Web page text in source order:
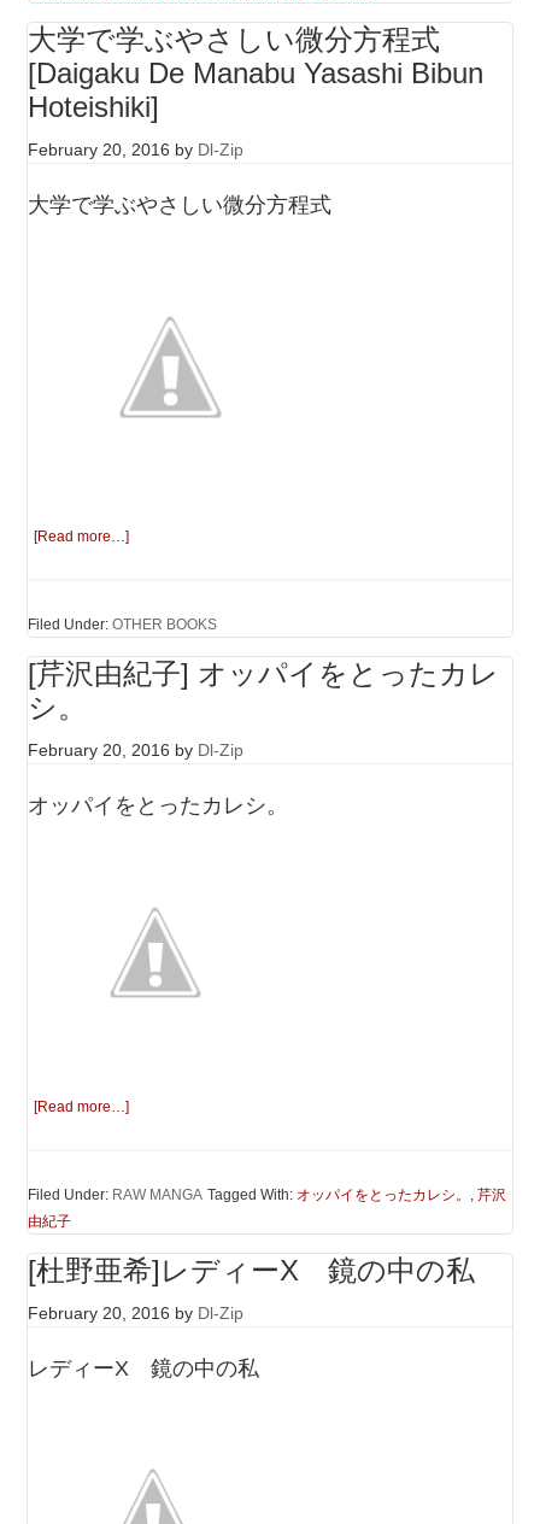
大学で学ぶやさしい微分方程式
[Daigaku De Manabu Yasashi Bibun
Hoteishiki]
February 20, 2016 by Dl-Zip
大学で学ぶやさしい微分方程式
[Read more…]
Filed Under:OTHER BOOKS
[芹沢由紀子] オッパイをとったカレ
シ。
February 20, 2016 by Dl-Zip
オッパイをとったカレシ。
[Read more…]
Filed Under: RAW MANGA Tagged With: オッパイをとったカレシ。 ,芹沢
由紀子
[杜野亜希]レディーX 鏡の中の私
February 20, 2016 by Dl-Zip
レディーX 鏡の中の私